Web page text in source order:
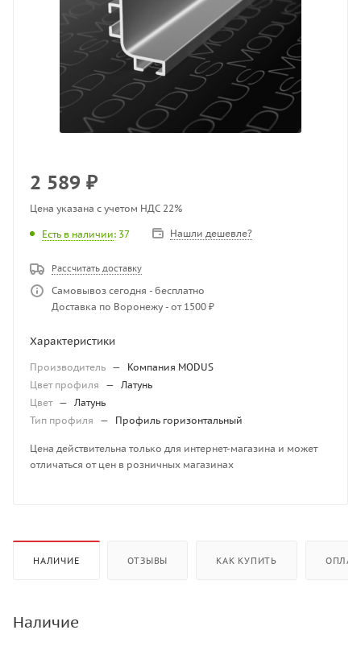
2 589 ₽
Цена указана с учетом НДС 22%
Есть в наличии: 37 Нашли дешевле?
Рассчитать доставку
Самовывоз сегодня - бесплатно
Доставка по Воронежу - от 1500 ₽
Характеристики
Производитель —
Компания MODUS
Цвет профиля
— Латунь
Цвет — Латунь
Тип профиля
— Профиль горизонтальный
Цена действительна только для интернет-магазина и может
отличаться от цен в розничных магазинах
НАЛИЧИЕ ОТЗЫВЫ КАК КУПИТЬ
Наличие